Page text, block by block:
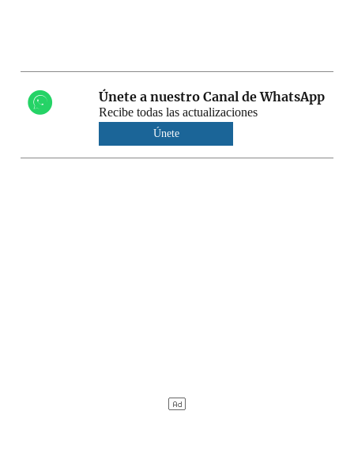
Únete a nuestro Canal de WhatsApp
Recibe todas las actualizaciones
Únete